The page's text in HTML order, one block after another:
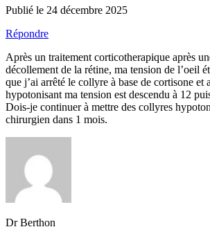
Publié le 24 décembre 2025
Répondre
Après un traitement corticotherapique après
décollement de la rétine, ma tension de l’oeil
que j’ai arrêté le collyre à base de cortisone et
hypotonisant ma tension est descendu à 12
Dois-je continuer à mettre des collyres
chirurgien dans 1 mois.
Dr Berthon